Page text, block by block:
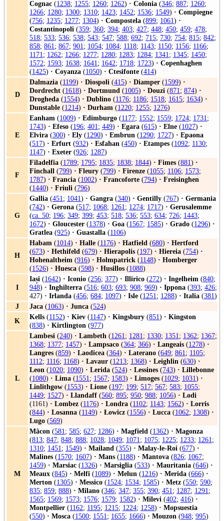
Cognac (1238; 1255; 1260; 1262) · Colonia (346; 887; 1260;
1266; 1280; 1300; 1310; 1423; 1452; 1536; 1549) · Compiegne
(756; 1235; 1277; 1304) · Compostela (899; 1061) ·
Costantinopoli (359; 360; 394; 403; 427; 448; 450; 459; 478;
518; 533; 536; 538; 543; 547; 588; 692; 715; 730; 754; 815; 842;
858; 861; 867; 901; 1054; 1084; 1118; 1143; 1150; 1156; 1166;
1171; 1262; 1266; 1277; 1280; 1283; 1284; 1341; 1345; 1450;
1572; 1593; 1638; 1641; 1642; 1718; 1723) · Copenhaghen
(1425) · Coyanza (1050) · Ctesifonte (414)
D
Dalmazia (1199) · Diospoli (415) · Diamper (1599) ·
Dordrecht (1618) · Dortmund (1005) · Douzi (871; 874) ·
Drogheda (1554) · Dublino (1176; 1186; 1518; 1615; 1634) ·
Dunstable (1214) · Durham (1220; 1255; 1276)
E
Eanham (1009) · Edimburgo (1177; 1552; 1559; 1724; 1731;
1743) · Efeso (196; 401; 449) · Egara (615) · Elne (1027) ·
Elvira (300) · Ely (1290) · Embrun (1290; 1727) · Epaona
(517) · Erfurt (932) · Esfahan (450) · Etampes (1092; 1130;
1147) · Exeter (926; 1287)
F
Filadelfia (1789; 1795; 1835; 1838; 1844) · Fimes (881) ·
Finchall (799) · Fleury (799) · Firenze (1055; 1106; 1573;
1787) · Francia (1002) · Francoforte (794) · Freisinghen
(1440) · Friuli (796)
G
Gallia (451; 1041) · Gangra (340) · Gentilly (767) · Germania
(742) · Gerona (517; 1068; 1261; 1274; 1717) · Gerusalemme
(ca. 50; 196; 349; 399; 453; 518; 536; 553; 634; 726; 1443;
1672) · Gloucester (1378) · Goa (1567; 1585) · Grado (1296) ·
Gratlea (925) · Guastalla (1106)
H
Habam (1014) · Halle (1176) · Hatfield (680) · Hertford
(673) · Hethifeld (679) · Hierapolis (197) · Hiereia (754) ·
Hohenaltheim (916) · Holmpatrick (1148) · Homberger
(1526) · Huesca (598) · Husillos (1088)
I
Iași (1642) · Iconio (256; 377) · Illirico (272) · Ingelheim (840;
948) · Inghilterra (516; 603; 693; 908; 969) · Ippona (393; 426;
427) · Irlanda (456; 684; 1097) · Isle (1251; 1288) · Italia (381)
J
Jaca (1063) · Junca (524)
K
Kells (1152) · Kiev (1147) · Kingsbury (851) · Kingston
(838) · Kirtlington (977)
L
Lambesi (240) · Lambeth (1261; 1281; 1330; 1351; 1362; 1367;
1368; 1377; 1457) · Lampsaco (364; 366) · Langeais (1278) ·
Langres (859) · Laodicea (364) · Laterano (649; 861; 1105;
1112; 1116; 1168) · Lavaur (1213; 1368) · Leighlin (630) ·
Leon (1020; 1090) · Lerida (524) · Lessines (743) · Lillebonne
(1080) · Lima (1551; 1567; 1583) · Limoges (1029; 1031) ·
Linlithgow (1553) · Lione (197; 199; 517; 567; 583; 1055;
1449; 1527) · Llandaff (560; 895; 950; 988; 1056) · Lodi
(1161) · Lombez (1176) · Londra (1102; 1143; 1562) · Lorris
(844) · Losanna (1149) · Łowicz (1556) · Lucca (1062; 1308) ·
Lugo (569)
M
Mâcon (581; 585; 627; 1286) · Magfield (1362) · Magonza
(813; 847; 848; 888; 1028; 1049; 1071; 1075; 1225; 1233; 1261;
1310; 1451; 1549) · Mailand (355) · Malay-le-Roi (677) ·
Malines (1570; 1607) · Mans (1188) · Mantova (826; 1067;
1459) · Marsiac (1326) · Marsiglia (533) · Mauritania (646) ·
Meaux (845) · Melfi (1089) · Melun (1216) · Merida (666) ·
Merton (1305) · Messico (1524; 1534; 1585) · Metz (550; 590;
835; 859; 888) · Milano (346; 347; 355; 390; 451; 1287; 1291;
1565; 1569; 1573; 1576; 1579; 1582) · Milevi (402; 416) ·
Montpellier (1162; 1195; 1215; 1224; 1258) · Mopsuestia
(550) · Mosca (1500; 1551; 1655; 1666) · Mouzon (948; 995)